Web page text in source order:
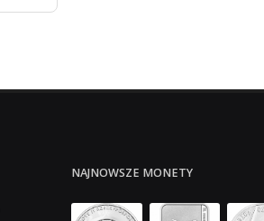
NAJNOWSZE MONETY